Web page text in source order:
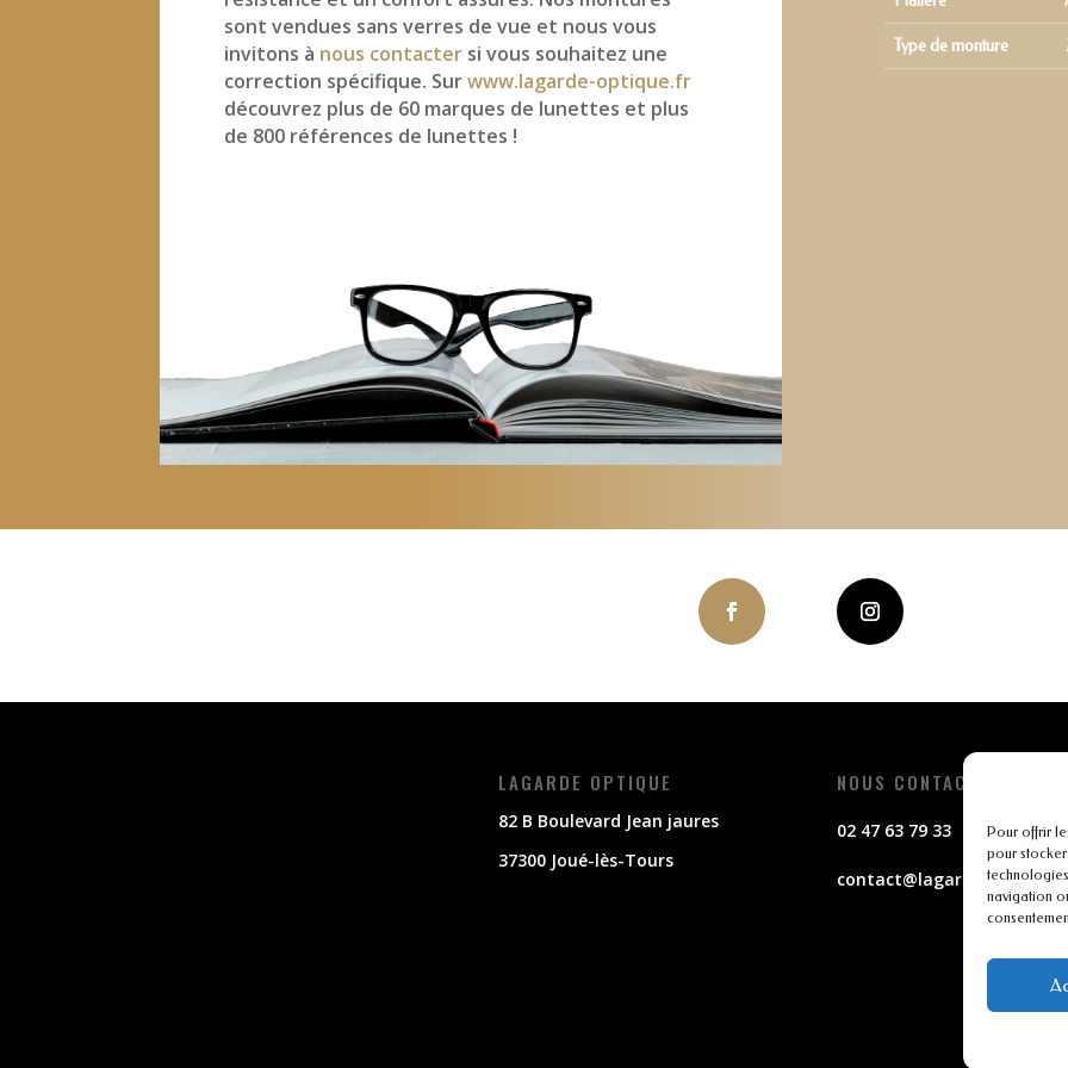
Pour offrir
pour
navigation
sont vendues sans verres de vue et nous vous
invitons à nous contacter si vous souhaitez une
correction spécifique. Surwww.lagarde-optique.fr
découvrez plus de 60 marques de lunettes et plus
de 800 références de lunettes !
Type de monture
LAGARDE OPTIQUE
82 B Boulevard Jean jaures
37300 Joué-lès-Tours
NOUS CONTACTER
02 47 63 79 33
contact@lagarde-